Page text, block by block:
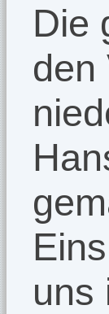
Die
den
uns